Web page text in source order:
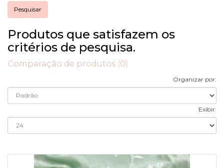
Produtos que satisfazem os
critérios de pesquisa.
Comparação de produtos (0)
Organizar por:
Exibir: